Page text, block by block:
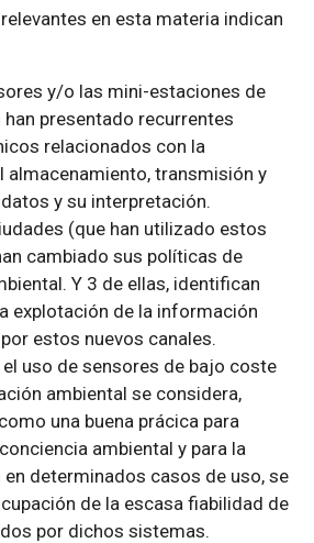
en esta materia indican
y/o las mini-estaciones de
presentado recurrentes
relacionados con la
almacenamiento, transmisión y
y su interpretación.
(que han utilizado estos
cambiado sus políticas de
Y 3 de ellas, identifican
explotación de la información
estos nuevos canales.
uso de sensores de bajo coste
ambiental se considera,
una buena prácica para
ambiental y para la
determinados casos de uso, se
de la escasa fiabilidad de
por dichos sistemas.